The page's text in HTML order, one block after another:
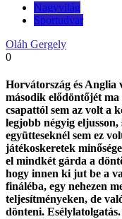
Nagyvilág
Sportudvar
Oláh Gergely
0
Horvátország és
második elődöntőjét ma
csapattól sem az volt a
legjobb négyig
együtteseknél sem ez
játékoskeretek
el mindkét gárda a
hogy innen ki jut be a
fináléba, egy nehezen
teljesítményeken, de
dönteni. Esélylatolgatás.